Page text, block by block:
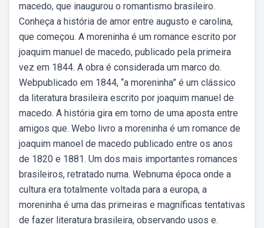
macedo, que inaugurou o romantismo brasileiro.
Conheça a história de amor entre augusto e carolina,
que começou. A moreninha é um romance escrito por
joaquim manuel de macedo, publicado pela primeira
vez em 1844. A obra é considerada um marco do.
Webpublicado em 1844, “a moreninha” é um clássico
da literatura brasileira escrito por joaquim manuel de
macedo. A história gira em torno de uma aposta entre
amigos que. Webo livro a moreninha é um romance de
joaquim manoel de macedo publicado entre os anos
de 1820 e 1881. Um dos mais importantes romances
brasileiros, retratado numa. Webnuma época onde a
cultura era totalmente voltada para a europa, a
moreninha é uma das primeiras e magníficas tentativas
de fazer literatura brasileira, observando usos e.